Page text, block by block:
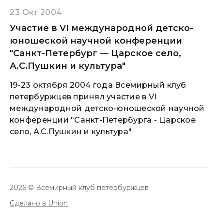
23 Окт 2004
Участие в VI международной детско-
юношеской научной конференции
"Санкт-Петербург — Царское село,
А.С.Пушкин и культура"
19-23 октября 2004 года Всемирный клуб
петербуржцев принял участие в VI
международной детско-юношеской научной
конференции "Санкт-Петербурга - Царское
село, А.С.Пушкин и культура"
2026 © Всемирный клуб петербуржцев
Сделано в Union